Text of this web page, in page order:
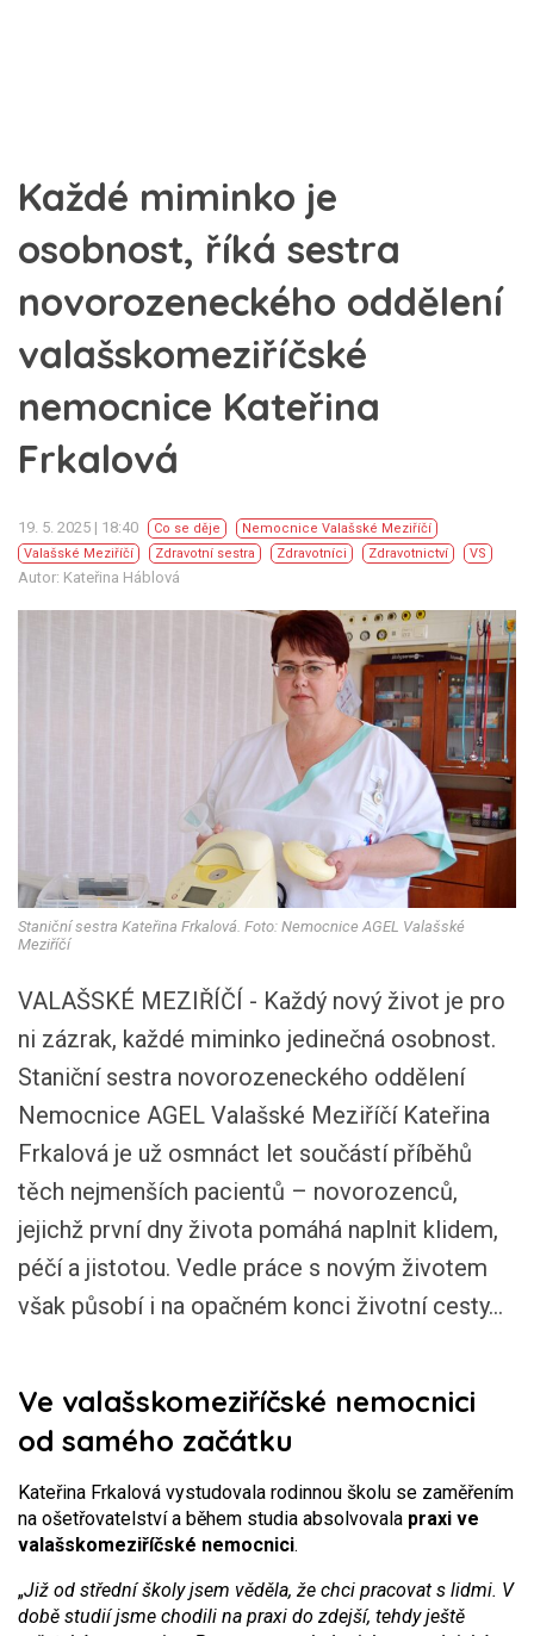
Každé miminko je
osobnost, říká sestra
novorozeneckého oddělení
valašskomeziříčské
nemocnice Kateřina
Frkalová
19. 5. 2025 | 18:40 Co se děje
Nemocnice Valašské Meziříčí
Valašské Meziříčí
Zdravotní sestra Zdravotníci Zdravotnictví VS
Autor: Kateřina Háblová
Staniční sestra Kateřina Frkalová. Foto: Nemocnice AGEL Valašské
Meziříčí
VALAŠSKÉ MEZIŘÍČÍ - Každý nový život je pro
ni zázrak, každé miminko jedinečná osobnost.
Staniční sestra novorozeneckého oddělení
Nemocnice AGEL Valašské Meziříčí Kateřina
Frkalová je už osmnáct let součástí příběhů
těch nejmenších pacientů – novorozenců,
jejichž první dny života pomáhá naplnit klidem,
péčí a jistotou. Vedle práce s novým životem
však působí i na opačném konci životní cesty...
Ve valašskomeziříčské nemocnici
od samého začátku
Kateřina Frkalová vystudovala rodinnou školu se zaměřením
na ošetřovatelství a během studia absolvovala praxi ve
valašskomeziříčské nemocnici.
„Již od střední školy jsem věděla, že chci pracovat s lidmi. V
době studií jsme chodili na praxi do zdejší, tehdy ještě